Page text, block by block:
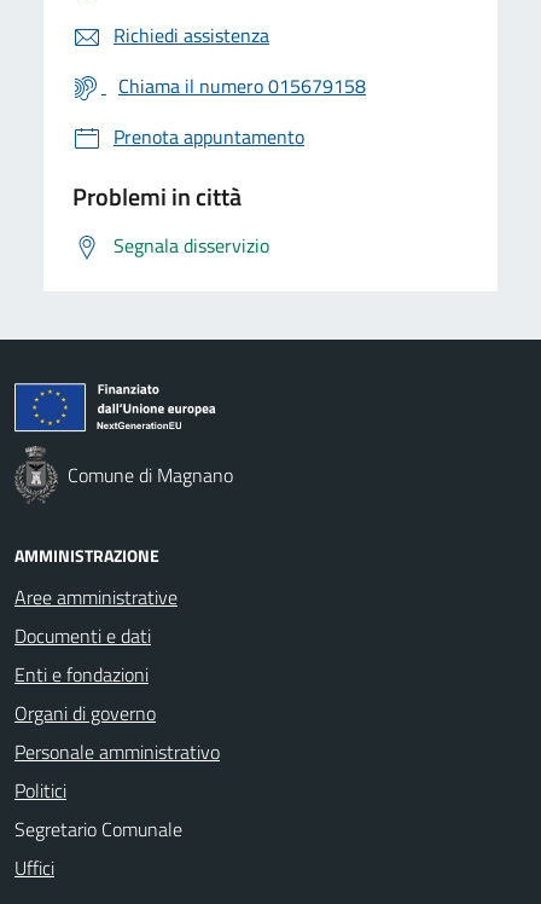
Richiedi assistenza
Chiama il numero 015679158
Prenota appuntamento
Problemi in città
Segnala disservizio
Comune di Magnano
AMMINISTRAZIONE
Aree amministrative
Documenti e dati
Enti e fondazioni
Organi di governo
Personale amministrativo
Politici
Segretario Comunale
Uffici